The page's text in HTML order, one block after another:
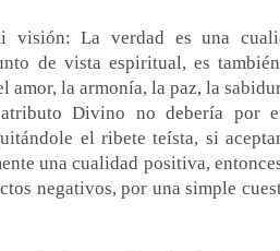
visión: La verdad es una
de vista espiritual, es
amor, la armonía, la paz, la
Divino no debería por
el ribete teísta, si
una cualidad positiva,
negativos, por una simple